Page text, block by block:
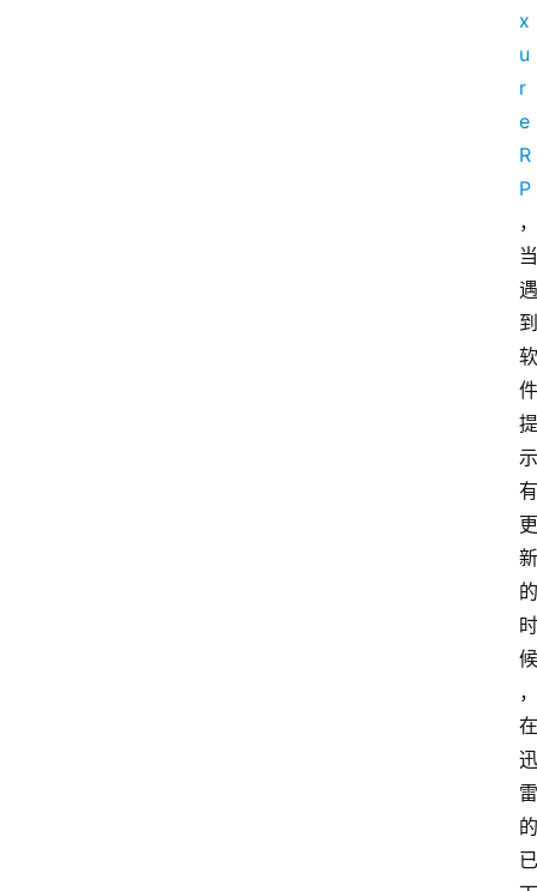
x
u
r
e
R
P
，
当
遇
到
软
件
提
示
有
更
新
的
时
候
，
在
迅
雷
的
已